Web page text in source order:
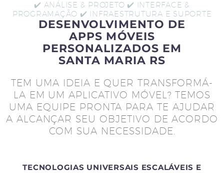
✔️ ANÁLISE & PROJETO ✔️ INTERFACE &
PROGRAMAÇÃO ✔️ INFRAESTRUTURA E SUPORTE
DESENVOLVIMENTO DE
APPS MÓVEIS
PERSONALIZADOS EM
SANTA MARIA RS
TEM UMA IDEIA E QUER TRANSFORMÁ-
LA EM UM APLICATIVO MÓVEL? TEMOS
UMA EQUIPE PRONTA PARA TE AJUDAR
A ALCANÇAR SEU OBJETIVO DE ACORDO
COM SUA NECESSIDADE.
TECNOLOGIAS UNIVERSAIS ESCALÁVEIS E